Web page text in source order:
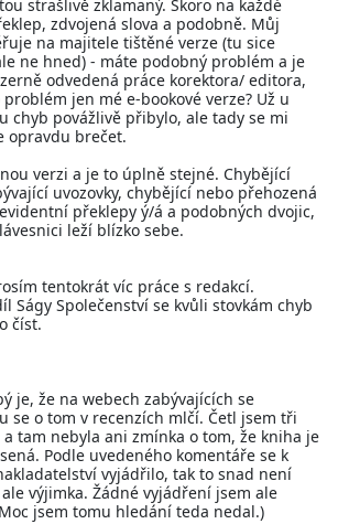
strašlivě zklamaný. Skoro na každé
zdvojená slova a podobně. Můj
na majitele tištěné verze (tu sice
ne hned) - máte podobný problém a je
odvedená práce korektora/ editora,
jen mé e-bookové verze? Už u
chyb povážlivě přibylo, ale tady se mi
opravdu brečet.
verzi a je to úplně stejné. Chybějící
uvozovky, chybějící nebo přehozená
překlepy ý/á a podobných dvojic,
leží blízko sebe.
tentokrát víc práce s redakcí.
Ságy Společenství se kvůli stovkám chyb
číst.
je, že na webech zabývajících se
se o tom v recenzích mlčí. Četl jsem tři
tam nebyla ani zmínka o tom, že kniha je
Podle uvedeného komentáře se k
vyjádřilo, tak to snad není
výjimka. Žádné vyjádření jsem ale
jsem tomu hledání teda nedal.)